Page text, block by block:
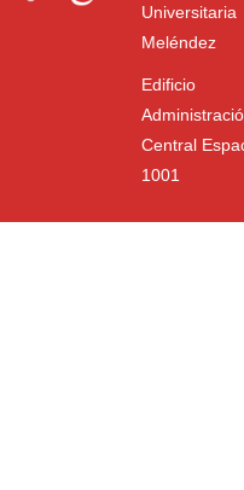
Universitaria
Meléndez
Edificio
Central
1001